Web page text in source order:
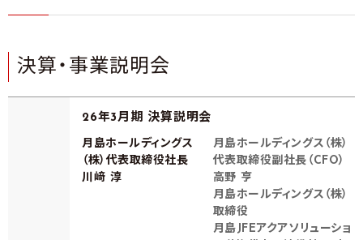
決算・事業説明会
26年3月期 決算説明会
月島ホールディングス
（株）代表取締役社長
川﨑 淳
月島ホールディングス（株）
代表取締役副社長（CFO）
高野 亨
月島ホールディングス（株）
取締役
月島JFEアクアソリューショ